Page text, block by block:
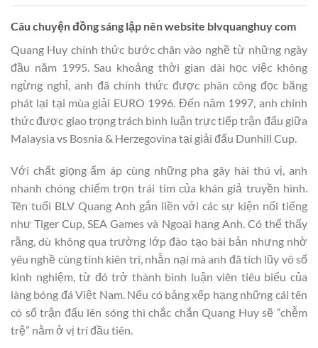
Câu chuyện đồng sáng lập nên website blvquanghuy com
Quang Huy chính thức bước chân vào nghề từ những ngày
đầu năm 1995. Sau khoảng thời gian dài học việc không
ngừng nghỉ, anh đã chính thức được phân công đọc băng
phát lại tại mùa giải EURO 1996. Đến năm 1997, anh chính
thức được giao trọng trách bình luận trực tiếp trận đấu giữa
Malaysia vs Bosnia & Herzegovina tại giải đấu Dunhill Cup.
Với chất giọng ấm áp cùng những pha gây hài thú vị, anh
nhanh chóng chiếm trọn trái tim của khán giả truyền hình.
Tên tuổi BLV Quang Anh gắn liền với các sự kiện nổi tiếng
như Tiger Cup, SEA Games và Ngoại hạng Anh. Có thể thấy
rằng, dù không qua trường lớp đào tạo bài bản nhưng nhờ
yêu nghề cùng tính kiên trì, nhẫn nại mà anh đã tích lũy vô số
kinh nghiệm, từ đó trở thành bình luận viên tiêu biểu của
làng bóng đá Việt Nam. Nếu có bảng xếp hạng những cái tên
có số trận đấu lên sóng thì chắc chắn Quang Huy sẽ “chễm
trệ” nằm ở vị trí đầu tiên.